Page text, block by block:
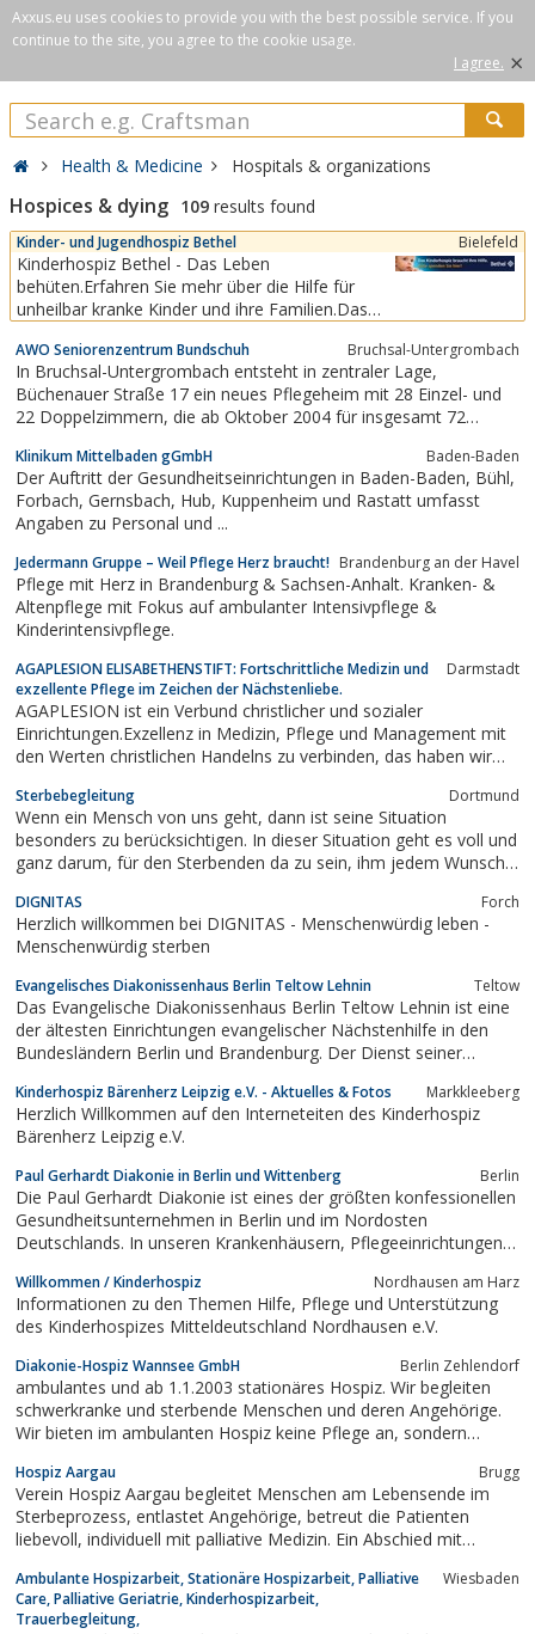
Axxus.eu uses cookies to provide you with the best possible service. If you
continue to the site, you agree to the cookie usage.
I agree. ×
Health & Medicine Hospitals & organizations
Hospices & dying 109 results found
Kinder- und Jugendhospiz Bethel Bielefeld
Kinderhospiz Bethel - Das Leben
behüten.Erfahren Sie mehr über die Hilfe für
unheilbar kranke Kinder und ihre Familien.Das
Satz wie ein Paukenschlag – wahr, ehrlich und
trotzdem kein Trost für unheilbar kranke Kinder
und ihre Familien. In dieser Ausnahmesituation
brauchen die...
AWO Seniorenzentrum Bundschuh Bruchsal-Untergrombach
In Bruchsal-Untergrombach entsteht in zentraler Lage,
Büchenauer Straße 17 ein neues Pflegeheim mit 28 Einzel- und
22 Doppelzimmern, die ab Oktober 2004 für insgesamt 72
Kurzzeitpflegeplätze.
Klinikum Mittelbaden gGmbH Baden-Baden
Der Auftritt der Gesundheitseinrichtungen in Baden-Baden, Bühl,
Forbach, Gernsbach, Hub, Kuppenheim und Rastatt umfasst
Angaben zu Personal und ...
Jedermann Gruppe – Weil Pflege Herz braucht! Brandenburg an der Havel
Pflege mit Herz in Brandenburg & Sachsen-Anhalt. Kranken- &
Altenpflege mit Fokus auf ambulanter Intensivpflege &
Kinderintensivpflege.
AGAPLESION ELISABETHENSTIFT: Fortschrittliche Medizin und
exzellente Pflege im Zeichen der Nächstenliebe.
Darmstadt
AGAPLESION ist ein Verbund christlicher und sozialer
Einrichtungen.Exzellenz in Medizin, Pflege und Management mit
den Werten christlichen Handelns zu verbinden, das haben wir
Sterbebegleitung Dortmund
Wenn ein Mensch von uns geht, dann ist seine Situation
besonders zu berücksichtigen. In dieser Situation geht es voll und
ganz darum, für den Sterbenden da zu sein, ihm jedem Wunsch
also nahezu unerlässlich.
DIGNITAS Forch
Herzlich willkommen bei DIGNITAS - Menschenwürdig leben -
Menschenwürdig sterben
Evangelisches Diakonissenhaus Berlin Teltow Lehnin Teltow
Das Evangelische Diakonissenhaus Berlin Teltow Lehnin ist eine
der ältesten Einrichtungen evangelischer Nächstenhilfe in den
Bundesländern Berlin und Brandenburg. Der Dienst seiner
bis hin zu Fachkliniken und ist in allen Bereichen einer hohen
fachlichen Qualität...
Kinderhospiz Bärenherz Leipzig e.V. - Aktuelles & Fotos Markkleeberg
Herzlich Willkommen auf den Interneteiten des Kinderhospiz
Bärenherz Leipzig e.V.
Paul Gerhardt Diakonie in Berlin und Wittenberg Berlin
Die Paul Gerhardt Diakonie ist eines der größten konfessionellen
Gesundheitsunternehmen in Berlin und im Nordosten
Deutschlands. In unseren Krankenhäusern, Pflegeeinrichtungen,
bieten wir moderne Spitzenmedizin in Einklang mit den
diakonischen Werten unseres Unternehmens.
Willkommen / Kinderhospiz Nordhausen am Harz
Informationen zu den Themen Hilfe, Pflege und Unterstützung
des Kinderhospizes Mitteldeutschland Nordhausen e.V.
Diakonie-Hospiz Wannsee GmbH Berlin Zehlendorf
ambulantes und ab 1.1.2003 stationäres Hospiz. Wir begleiten
schwerkranke und sterbende Menschen und deren Angehörige.
Wir bieten im ambulanten Hospiz keine Pflege an, sondern
Unterstützung. Das Anegbot ist kostenlos.
Hospiz Aargau Brugg
Verein Hospiz Aargau begleitet Menschen am Lebensende im
Sterbeprozess, entlastet Angehörige, betreut die Patienten
liebevoll, individuell mit palliative Medizin. Ein Abschied mit
Ambulant, Hospiz Trauertreff.
Ambulante Hospizarbeit, Stationäre Hospizarbeit, Palliative
Care, Palliative Geriatrie, Kinderhospizarbeit,
Trauerbegleitung,
Wiesbaden